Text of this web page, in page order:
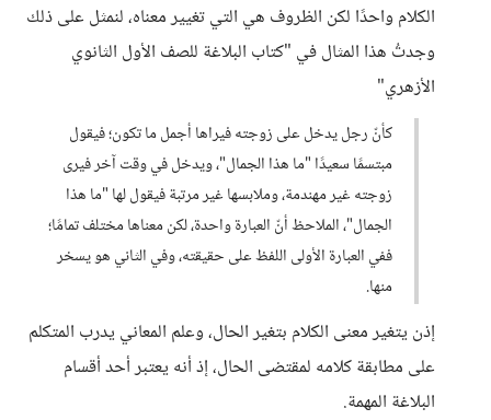
الكلام واحدًا لكن الظروف هي التي تغيير معناه، لنمثل على ذلك
وجدتُ هذا المثال في "كتاب البلاغة للصف الأول الثانوي
الأزهري"
كأنّ رجل يدخل على زوجته فيراها أجمل ما تكون؛ فيقول
مبتسمًا سعيدًا "ما هذا الجمال"، ويدخل في وقت آخر فيرى
زوجته غير مهندمة، وملابسها غير مرتبة فيقول لها "ما هذا
الجمال"، الملاحظ أنّ العبارة واحدة، لكن معناها مختلف تمامًا؛
ففي العبارة الأولى اللفظ على حقيقته، وفي الثاني هو يسخر
منها.
إذن يتغير معنى الكلام بتغير الحال، وعلم المعاني يدرب المتكلم
على مطابقة كلامه لمقتضى الحال، إذ أنه يعتبر أحد أقسام
البلاغة المهمة.